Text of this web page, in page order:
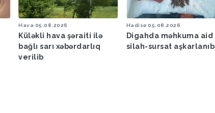
Hava 05.08.2026
Küləkli hava şəraiti ilə
bağlı sarı xəbərdarlıq
verilib
Hadisə 05.08.2026
Digahda məhkuma aid
silah-sursat aşkarlanıb